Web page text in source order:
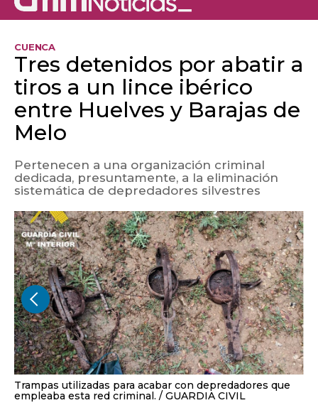
CUENCA
Tres detenidos por abatir a
tiros a un lince ibérico
entre Huelves y Barajas de
Melo
Pertenecen a una organización criminal
dedicada, presuntamente, a la eliminación
sistemática de depredadores silvestres
Trampas utilizadas para acabar con depredadores que
empleaba esta red criminal.
GUARDIA CIVIL